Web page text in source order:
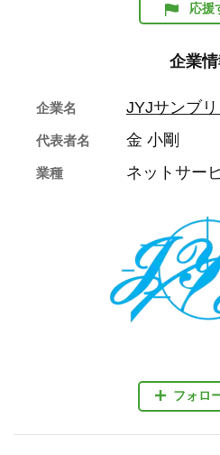
応援
企業
フォロ
企業名 JYJサンブ
代表者名 金 小剛
業種 ネットサー